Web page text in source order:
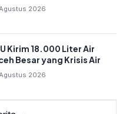
2026
Kirim 18.000 Liter Air
Besar yang Krisis Air
2026